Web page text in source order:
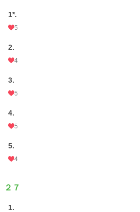
1*.
5
2.
4
3.
5
4.
5
5.
4
２７
1.